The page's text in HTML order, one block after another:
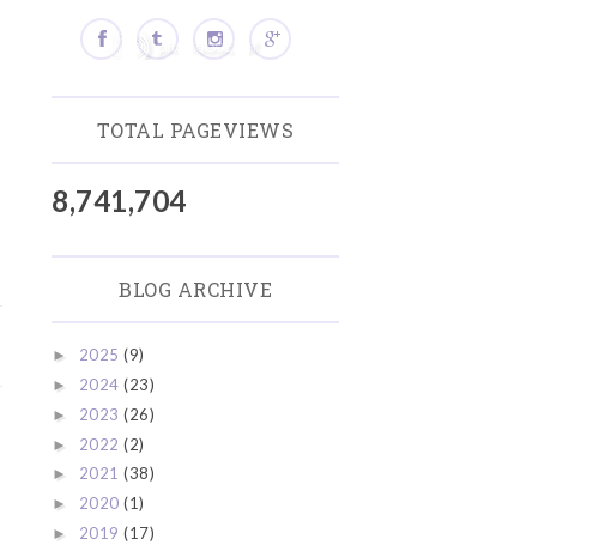
TOTAL PAGEVIEWS
8,741,704
BLOG ARCHIVE
► 2025 (9)
► 2024 (23)
► 2023 (26)
► 2022 (2)
► 2021 (38)
► 2020 (1)
► 2019 (17)